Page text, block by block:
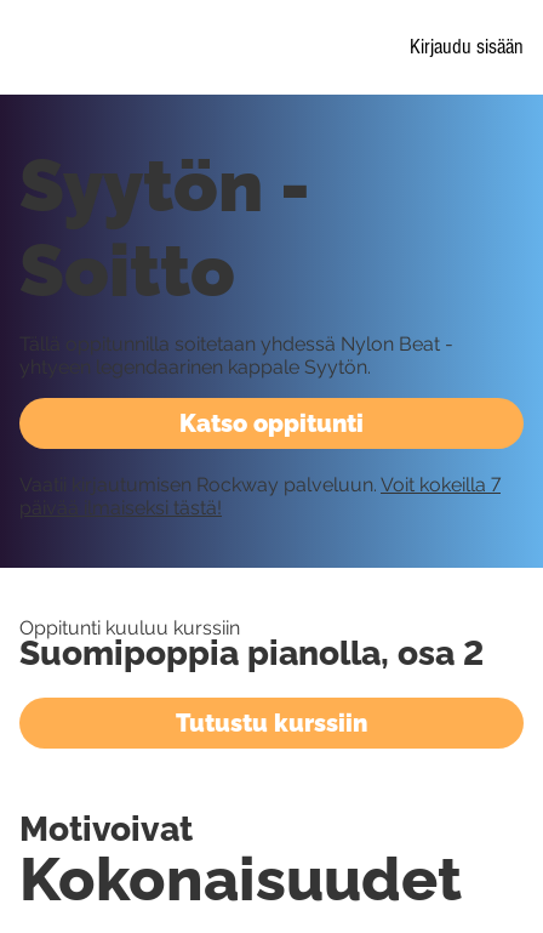
Kirjaudu sisään
Katso oppitunti
Syytön -
Soitto
Tällä oppitunnilla soitetaan yhdessä Nylon Beat -
yhtyeen legendaarinen kappale Syytön.
Vaatii kirjautumisen Rockway palveluun. Voit kokeilla 7
päivää ilmaiseksi tästä!
Oppitunti kuuluu kurssiin
Suomipoppia pianolla, osa 2
Tutustu kurssiin
Kokonaisuudet
Motivoivat